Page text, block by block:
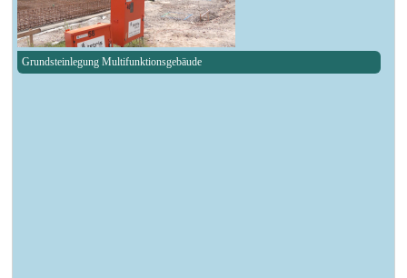
Grundsteinlegung Multifunktionsgebäude